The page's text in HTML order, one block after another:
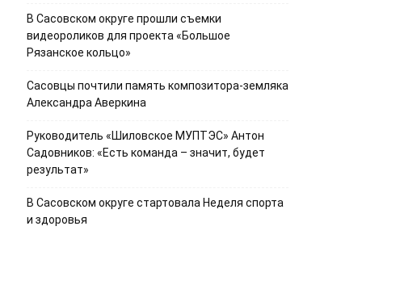
В Сасовском округе прошли съемки
видеороликов для проекта «Большое
Рязанское кольцо»
Сасовцы почтили память композитора-земляка
Александра Аверкина
Руководитель «Шиловское МУПТЭС» Антон
Садовников: «Есть команда – значит, будет
результат»
В Сасовском округе стартовала Неделя спорта
и здоровья